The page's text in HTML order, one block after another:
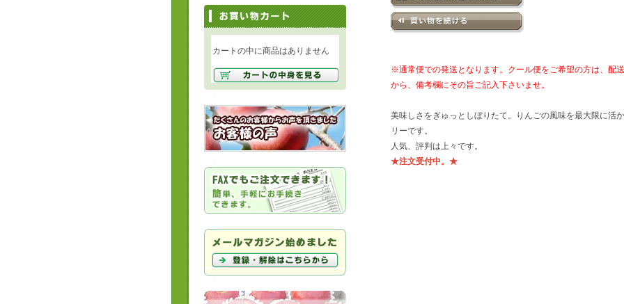
カートの中に商品はありません
※通常便での発送となります。クール便をご希望の方は、配
から、備考欄にその旨ご記入下さいませ。
美味しさをぎゅっとしぼりたて。りんごの風味を最大限に活
リーです。
人気、評判は上々です。
★注文受付中。★